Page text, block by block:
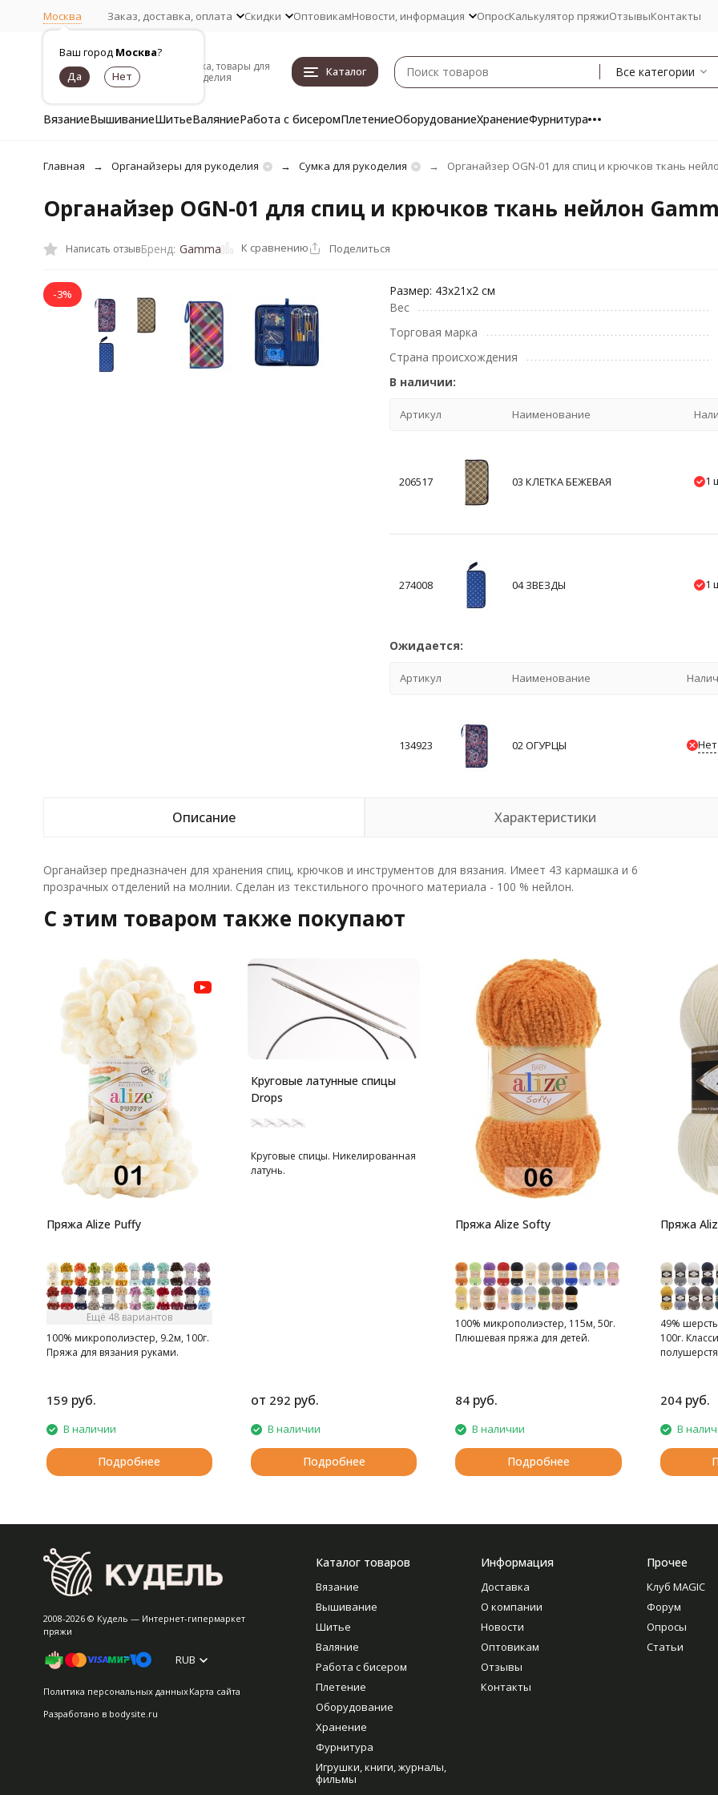
Москва
Ваш город Москва?
Заказ, доставка, оплата Скидки ОптовикамНовости, информация ОпросКалькулятор пряжиОтзывыКонтакты
Пряжа, товары для
рукоделия
Каталог Все категории
ВязаниеВышиваниеШитьеВаляниеРабота с бисеромПлетениеОборудованиеХранениеФурнитура
Главная Органайзеры для рукоделия Сумка для рукоделия Органайзер OGN-01 для спиц и крючков ткань
Органайзер OGN-01 для спиц и крючков ткань нейлон
Написать отзывБренд: Gamma К сравнению Поделиться
-3%
Размер: 43х21х2 см
Вес
Торговая марка
Страна происхождения
В наличии:
Артикул Наименование
206517 03 КЛЕТКА БЕЖЕВАЯ 1
274008 04 ЗВЕЗДЫ 1
Ожидается:
Артикул Наименование
134923 02 ОГУРЦЫ
Описание Характеристики
Органайзер предназначен для хранения спиц, крючков и инструментов для вязания. Имеет 43 кармашка и 6
прозрачных отделений на молнии. Сделан из текстильного прочного материала - 100 % нейлон.
C этим товаром также покупают
Пряжа Alize Puffy
Ещё 48 вариантов
100% микрополиэстер, 9.2м, 100г.
Пряжа для вязания руками.
159 руб.
В наличии
Подробнее
Круговые латунные спицы
Drops
Круговые спицы. Никелированная
латунь.
от 292 руб.
В наличии
Подробнее
Пряжа Alize Softy
100% микрополиэстер, 115м, 50г.
Плюшевая пряжа для детей.
84 руб.
В наличии
Подробнее
Пряжа
49%
100г.
204 руб.
В
2008-2026 © Кудель — Интернет-гипермаркет
пряжи
RUB
Политика персональных данныхКарта сайта
Разработано в bodysite.ru
Каталог товаров
Вязание
Вышивание
Шитье
Валяние
Работа с бисером
Плетение
Оборудование
Хранение
Фурнитура
Игрушки, книги, журналы,
фильмы
Информация
Доставка
О компании
Новости
Оптовикам
Отзывы
Контакты
Прочее
Клуб MAGIC
Форум
Опросы
Статьи